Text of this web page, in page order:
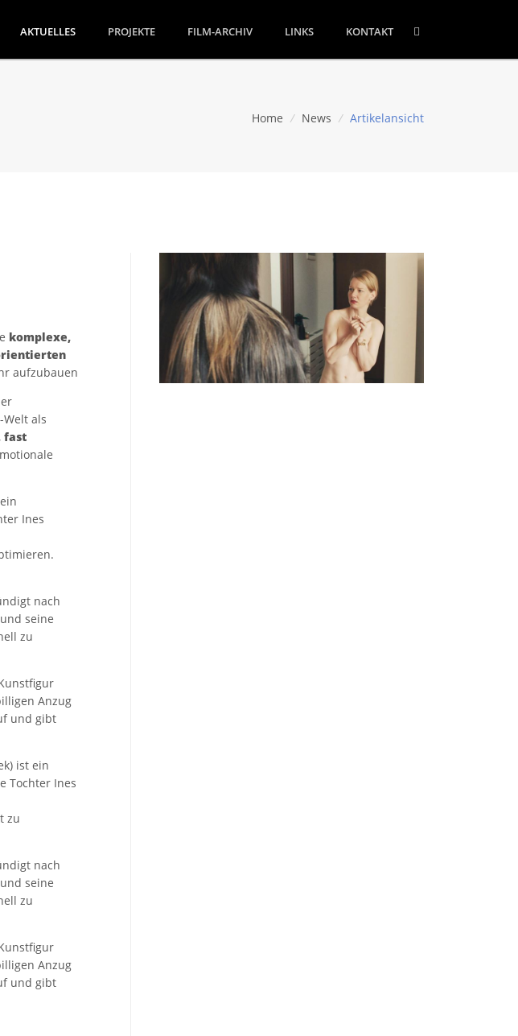
AKTUELLES PROJEKTE FILM-ARCHIV LINKS KONTAKT
Home / News / Artikelansicht
komplexe,
aufzubauen
als
fast
Ines
nach
seine
zu
Anzug
und gibt
ist ein
Tochter Ines
zu
nach
seine
zu
Anzug
und gibt